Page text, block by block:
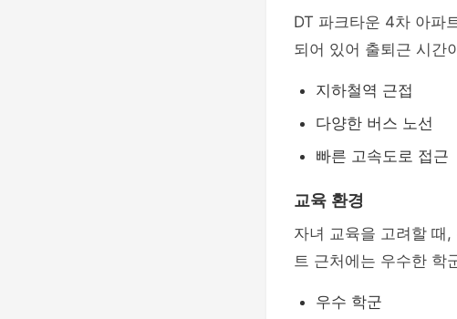
DT 파크타운 4차 아파
되어 있어 출퇴근 시간
지하철역 근접
다양한 버스 노선
빠른 고속도로 접근
교육 환경
자녀 교육을 고려할 때
트 근처에는 우수한 학
우수 학군